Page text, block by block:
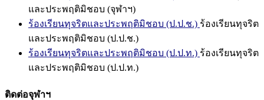
และประพฤติมิชอบ (จุฬาฯ)
ร้องเรียนทุจริตและประพฤติมิชอบ (ป.ป.ช.) ร้องเรียนทุจริต
และประพฤติมิชอบ (ป.ป.ช.)
ร้องเรียนทุจริตและประพฤติมิชอบ (ป.ป.ท.) ร้องเรียนทุจริต
และประพฤติมิชอบ (ป.ป.ท.)
ติดต่อจุฬาฯ